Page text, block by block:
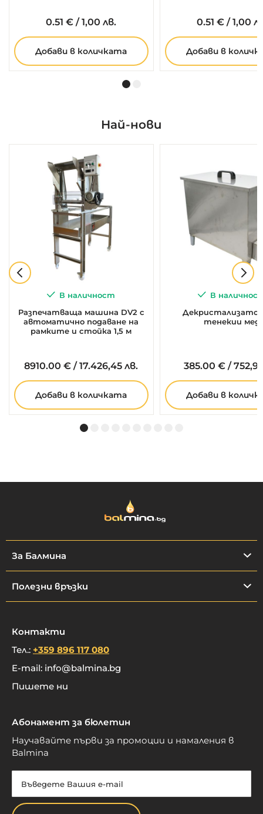
0.51 € /1,00 лв.
Добави в количката
0.51 € /1,00
Добави в
Най-нови
В наличност
Разпечатваща машина DV2 с
автоматично подаване на
рамките и стойка 1,5 м
8910.00 € /17.426,45 лв.
Добави в количката
В
Декристализатор
тенекии мед
385.00 € /
Добави в
За Балмина
Полезни връзки
Контакти
Тел.: +359 896 117 080
E-mail: info@balmina.bg
Пишете ни
Абонамент за бюлетин
Научавайте първи за промоции и намаления в
Balmina